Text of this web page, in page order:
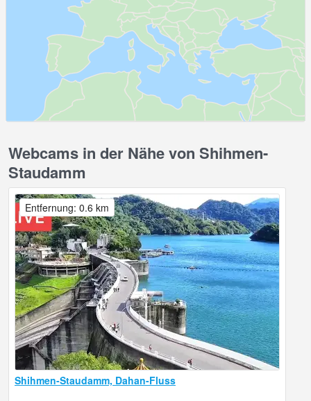
Webcams in der Nähe von Shihmen-
Staudamm
Shihmen-Staudamm, Dahan-Fluss
Entfernung: 0.6 km